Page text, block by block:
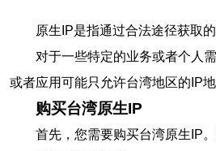
原生IP是指通过合法途径获取
对于一些特定的业务或者个人
或者应用可能只允许台湾地区的IP地
购买台湾原生IP
首先，您需要购买台湾原生IP